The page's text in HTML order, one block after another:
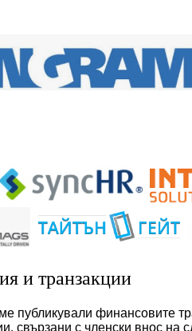
и транзакции
публикували финансовите
свързани с членски внос